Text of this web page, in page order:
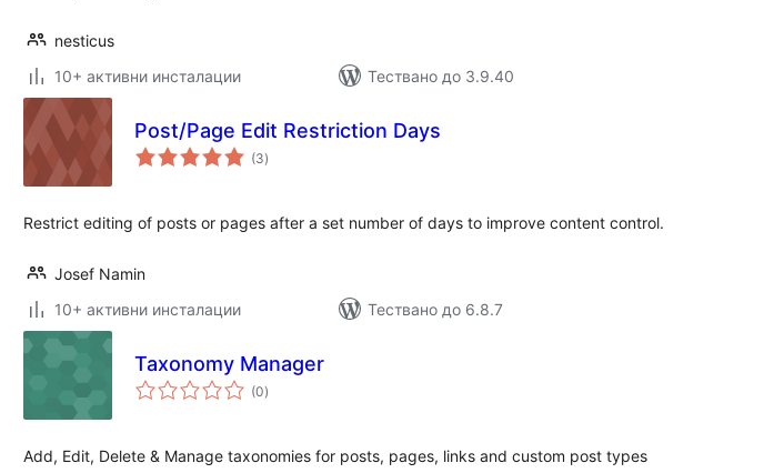
nesticus
10+ активни инсталации
Тествано до 3.9.40
Post/Page Edit Restriction Days
(3общо
оценки
)
Restrict editing of posts or pages after a set number of days to improve content control.
Josef Namin
10+ активни инсталации
Тествано до 6.8.7
Taxonomy Manager
(0общо
оценки
)
Add, Edit, Delete & Manage taxonomies for posts, pages, links and custom post types